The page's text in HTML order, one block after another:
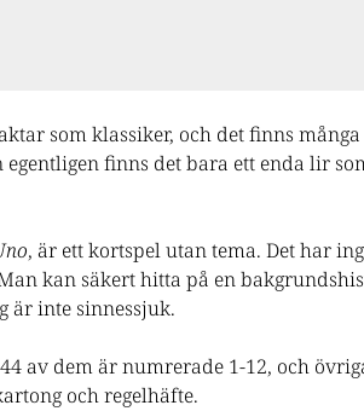
som klassiker, och det finns
finns det bara ett enda lir
, är ett kortspel utan tema. Det har
kan säkert hitta på en
är inte sinnessjuk.
av dem är numrerade 1-12, och
och regelhäfte.